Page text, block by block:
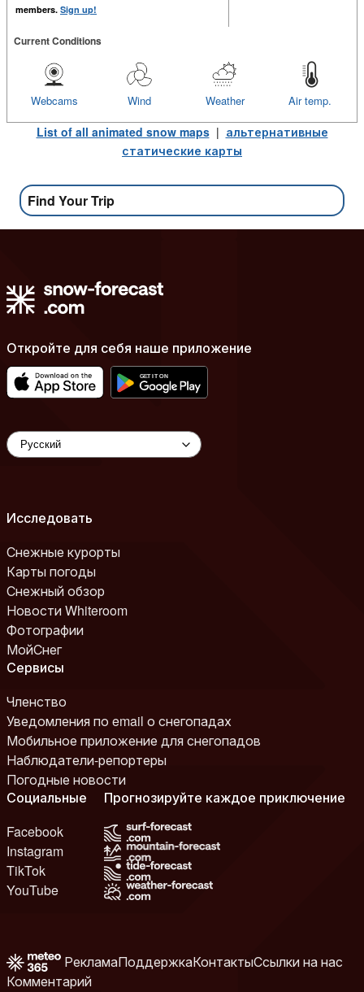
members. Sign up!
Current Conditions
Air temp.
Weather
Wind
Webcams
List of all animated snow maps| альтернативные
статические карты
Find Your Trip
Откройте для себя наше приложение
Исследовать
Снежные курорты
Карты погоды
Снежный обзор
Новости Whiteroom
Фотографии
МойСнег
Сервисы
Членство
Уведомления по email о снегопадах
Мобильное приложение для снегопадов
Наблюдатели-репортеры
Погодные новости
Социальные
Facebook
Instagram
TikTok
YouTube
Прогнозируйте каждое приключение
РекламаПоддержкаКонтактыСсылки на нас
Комментарий